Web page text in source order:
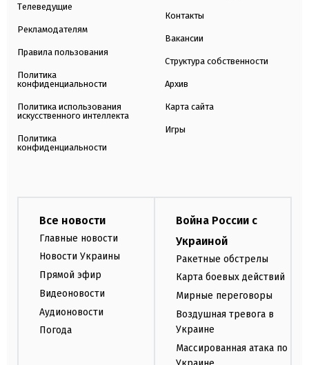
Телеведущие
Рекламодателям
Правила пользования
Политика
конфиденциальности
Политика использования
искусственного интеллекта
Политика
конфиденциальности
Контакты
Вакансии
Структура собственности
Архив
Карта сайта
Игры
Все новости
Главные новости
Новости Украины
Прямой эфир
Видеоновости
Аудионовости
Погода
Война России с
Украиной
Ракетные обстрелы
Карта боевых действий
Мирные переговоры
Воздушная тревога в
Украине
Массированная атака по